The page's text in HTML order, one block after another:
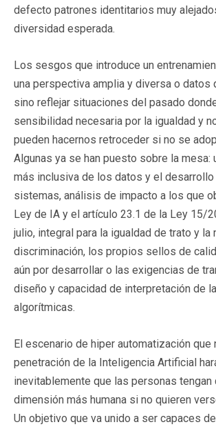
defecto patrones identitarios muy
diversidad esperada.
Los sesgos que introduce un
una perspectiva amplia y diversa o datos
sino reflejar situaciones del pasado
sensibilidad necesaria por la igualdad y
pueden hacernos retroceder si no se
Algunas ya se han puesto sobre la mesa:
más inclusiva de los datos y el
sistemas, análisis de impacto a los que
Ley de IA y el artículo 23.1 de la Ley 15/
julio, integral para la igualdad de trato y la
discriminación, los propios sellos de
aún por desarrollar o las exigencias de
diseño y capacidad de interpretación de
algorítmicas.
El escenario de hiper automatización que
penetración de la Inteligencia Artificial
inevitablemente que las personas tengan
dimensión más humana si no quieren
Un objetivo que va unido a ser capaces